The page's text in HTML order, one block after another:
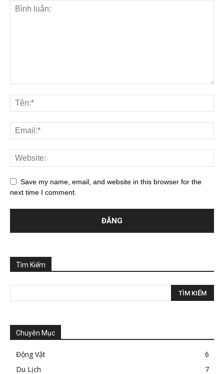
Save my name, email, and website in this browser for the
next time I comment.
Tìm Kiếm
Chuyên Mục
Động Vật
6
Du Lịch
7